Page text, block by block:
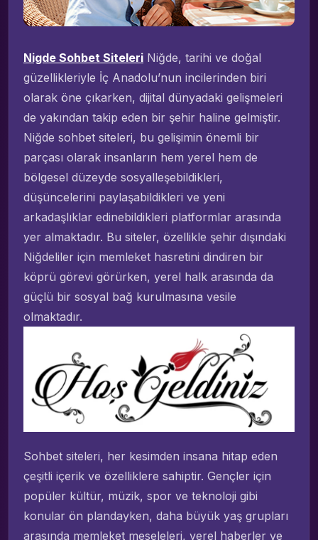
Nigde Sohbet Siteleri Niğde, tarihi ve doğal
güzellikleriyle İç Anadolu’nun incilerinden biri
olarak öne çıkarken, dijital dünyadaki gelişmeleri
de yakından takip eden bir şehir haline gelmiştir.
Niğde sohbet siteleri, bu gelişimin önemli bir
parçası olarak insanların hem yerel hem de
bölgesel düzeyde sosyalleşebildikleri,
düşüncelerini paylaşabildikleri ve yeni
arkadaşlıklar edinebildikleri platformlar arasında
yer almaktadır. Bu siteler, özellikle şehir dışındaki
Niğdeliler için memleket hasretini dindiren bir
köprü görevi görürken, yerel halk arasında da
güçlü bir sosyal bağ kurulmasına vesile
olmaktadır.
Sohbet siteleri, her kesimden insana hitap eden
çeşitli içerik ve özelliklere sahiptir. Gençler için
popüler kültür, müzik, spor ve teknoloji gibi
konular ön plandayken, daha büyük yaş grupları
arasında memleket meseleleri, yerel haberler ve